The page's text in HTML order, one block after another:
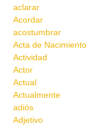
aclarar
Acordar
acostumbrar
Acta de Nacimiento
Actividad
Actor
Actual
Actualmente
adiós
Adjetivo